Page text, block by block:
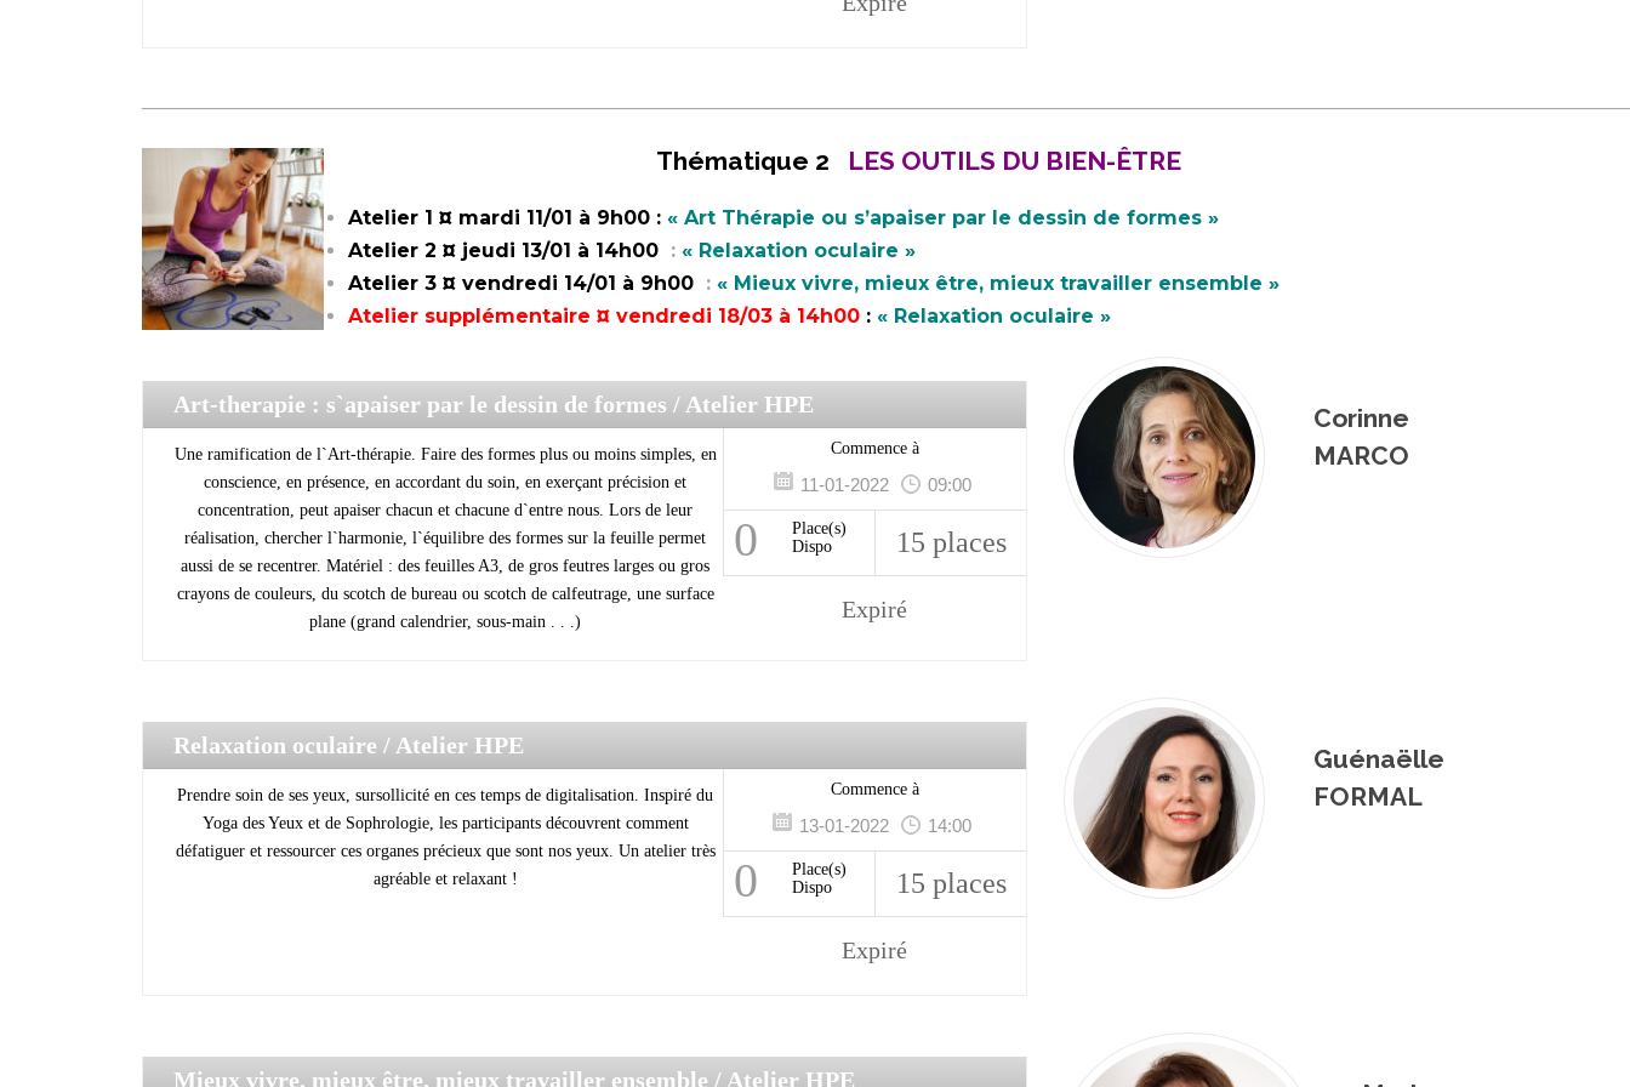
Thématique 2 LES OUTILS DU BIEN-ÊTRE
Atelier 1 ¤ mardi 11/01 à 9h00 : « Art Thérapie ou s’apaiser par le dessin de formes »
Atelier 2 ¤ jeudi 13/01 à 14h00 : « Relaxation oculaire »
Atelier 3 ¤ vendredi 14/01 à 9h00 : « Mieux vivre, mieux être, mieux travailler ensemble »
Atelier supplémentaire ¤ vendredi 18/03 à 14h00 : « Relaxation oculaire »
Art-therapie : s`apaiser par le dessin de formes / Atelier HPE
Une ramification de l`Art-thérapie. Faire des formes plus ou moins simples, en
conscience, en présence, en accordant du soin, en exerçant précision et
concentration, peut apaiser chacun et chacune d`entre nous. Lors de leur
réalisation, chercher l`harmonie, l`équilibre des formes sur la feuille permet
aussi de se recentrer. Matériel : des feuilles A3, de gros feutres larges ou gros
crayons de couleurs, du scotch de bureau ou scotch de calfeutrage, une surface
plane (grand calendrier, sous-main . . .)
Commence à
11-01-2022 09:00
0
Place(s)
Dispo
15 places
Expiré
Corinne
MARCO
Relaxation oculaire / Atelier HPE
Prendre soin de ses yeux, sursollicité en ces temps de digitalisation. Inspiré du
Yoga des Yeux et de Sophrologie, les participants découvrent comment
défatiguer et ressourcer ces organes précieux que sont nos yeux. Un atelier très
agréable et relaxant !
Commence à
13-01-2022 14:00
0
Place(s)
Dispo
15 places
Expiré
Guénaëlle
FORMAL
Mieux vivre, mieux être, mieux travailler ensemble / Atelier HPE